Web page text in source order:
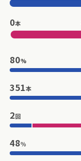
0本
80%
351本
2回
48％